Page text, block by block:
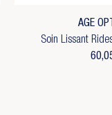
AGE
Soin Lissant